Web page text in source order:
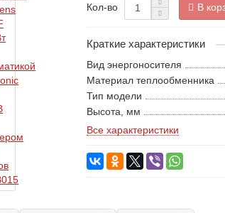
Кол-во В
Краткие характеристики
Вид энергоносителя
Материал теплообменника
Тип модели
Высота, мм
Все характеристики